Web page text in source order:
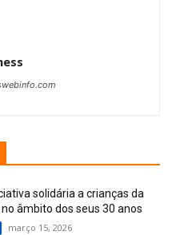
solidária a crianças da
âmbito dos seus 30 anos
março 15, 2026